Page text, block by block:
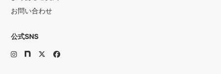
お問い合わせ
公式SNS